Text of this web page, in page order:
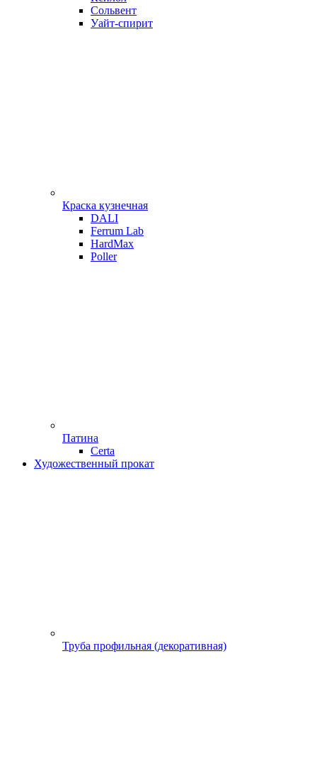
Сольвент
Уайт-спирит
Краска кузнечная
DALI
Ferrum Lab
HardMax
Poller
Патина
Certa
Художественный прокат
Труба профильная (декоративная)